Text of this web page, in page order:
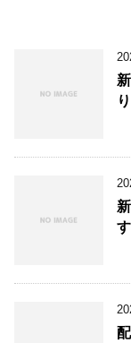
す